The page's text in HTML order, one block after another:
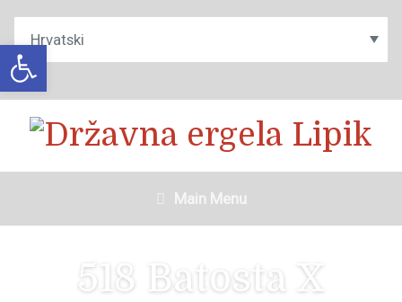
Main Menu
518 Batosta X
Open toolbar